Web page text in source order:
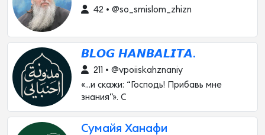
42 • @so_smislom_zhizn
𝘽𝙇𝙊𝙂 𝙃𝘼𝙉𝘽𝘼𝙇𝙄𝙏𝘼.
211 • @vpoiiskahznaniy
«…и скажи: “Господь! Прибавь мне
знания”». С
Сумайя Ханафи